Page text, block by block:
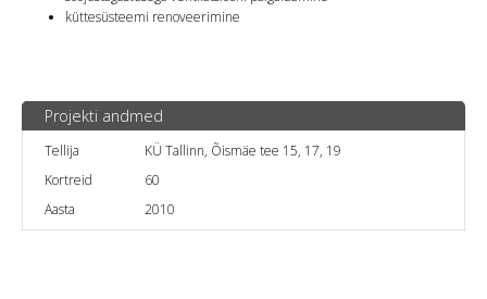
küttesüsteemi renoveerimine
Projekti andmed
Tellija
KÜ Tallinn, Õismäe tee 15, 17, 19
Kortreid
60
Aasta
2010